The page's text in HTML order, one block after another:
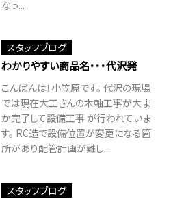
なっ...
スタッフブログ
わかりやすい商品名・・・代沢発
こんばんは！小笠原です。 代沢の現場
では現在大工さんの木軸工事が大ま
か完了して設備工事 が行われていま
す。 RC造で設備位置が変更になる箇
所があり配管計画が難し...
スタッフブログ